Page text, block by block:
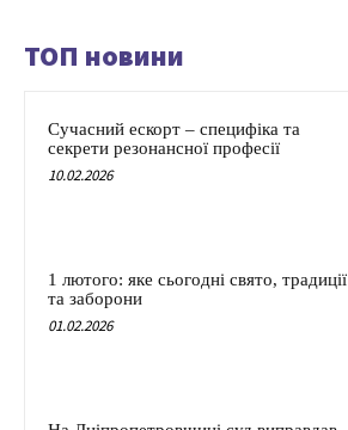
ТОП новини
Сучасний ескорт – специфіка та
секрети резонансної професії
10.02.2026
1 лютого: яке сьогодні свято, традиції
та заборони
01.02.2026